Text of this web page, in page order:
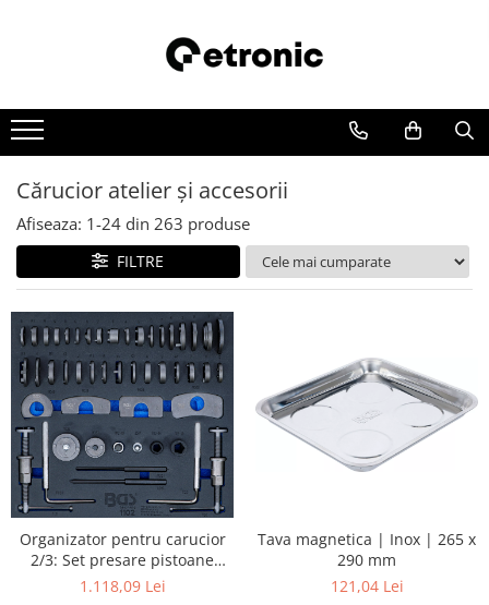
Cărucior atelier şi accesorii
Afiseaza: 1-24 din 263 produse
FILTRE
Organizator pentru carucior
2/3: Set presare pistoane
frana | 50 piese
1.118,09 Lei
Tava magnetica | Inox | 265 x
290 mm
121,04 Lei